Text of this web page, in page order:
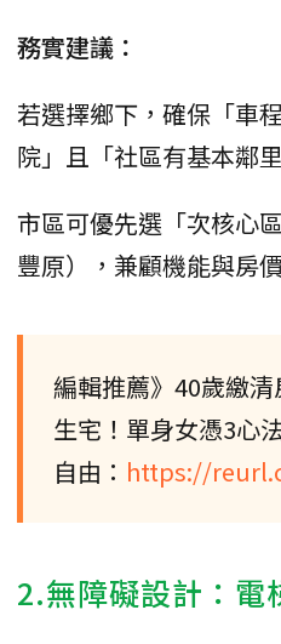
務實建議：
若選擇鄉下，確保「車
院」且「社區有基本鄰
市區可優先選「次核心
豐原），兼顧機能與房
編輯推薦》40歲繳
生宅！單身女憑3心
自由： https://
2.無障礙設計：電